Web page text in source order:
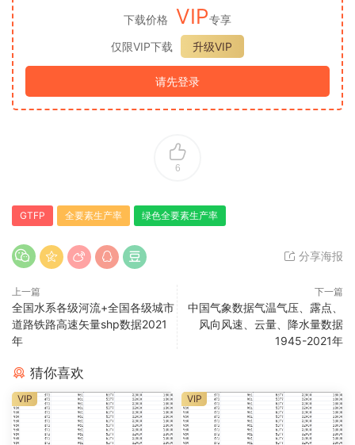
下载价格 VIP专享
仅限VIP下载
升级VIP
请先登录
6
GTFP 全要素生产率 绿色全要素生产率
分享海报
上一篇
全国水系各级河流+全国各级城市
道路铁路高速矢量shp数据2021
年
下一篇
中国气象数据气温气压、露点、
风向风速、云量、降水量数据
1945-2021年
猜你喜欢
VIP VIP